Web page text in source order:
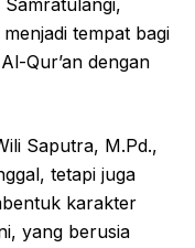
tempat bagi
Qur’an dengan
Saputra, M.Pd.,
tetapi juga
karakter
yang berusia